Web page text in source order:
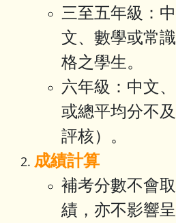
三至五年級：
文、數學或常
格之學生。
六年級：中文
或總平均分不
評核）。
成績計算
補考分數不會
績，亦不影響